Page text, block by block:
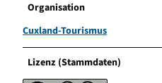
Organisation
Cuxland-Tourismus
Lizenz (Stammdaten)